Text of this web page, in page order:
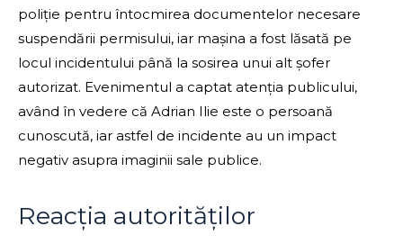
poliție pentru întocmirea documentelor necesare
suspendării permisului, iar mașina a fost lăsată pe
locul incidentului până la sosirea unui alt șofer
autorizat. Evenimentul a captat atenția publicului,
având în vedere că Adrian Ilie este o persoană
cunoscută, iar astfel de incidente au un impact
negativ asupra imaginii sale publice.
Reacția autorităților